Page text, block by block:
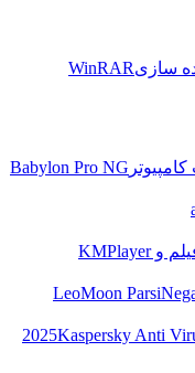
سازیWinRAR
Babylon Pro NG
وKMPlayer
LeoMoon
Kaspersky Anti